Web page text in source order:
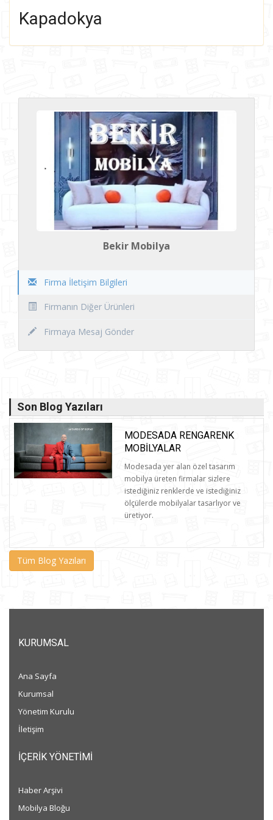
Aksesuar
Zigon
Tül
Tezgah
Tamiratçılar
Nakliyeciler
Kapadokya
Bekir Mobilya
Firma İletişim Bilgileri
Firmanın Diğer Ürünleri
Firmaya Mesaj Gönder
Son Blog Yazıları
MODESADA RENGARENK
MOBILYALAR
Modesada yer alan özel tasarım
mobilya üreten firmalar sizlere
istediğiniz renklerde ve istediğiniz
ölçülerde mobilyalar tasarlıyor ve
üretiyor.
Tüm Blog Yazıları
KURUMSAL
Ana Sayfa
Kurumsal
Yönetim Kurulu
İletişim
İÇERIK YÖNETIMI
Haber Arşivi
Mobilya Bloğu